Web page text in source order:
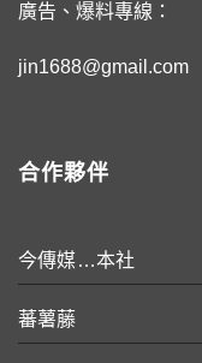
廣告、爆料專線：
jin1688@gmail.com
合作夥伴
今傳媒…本社
蕃薯藤